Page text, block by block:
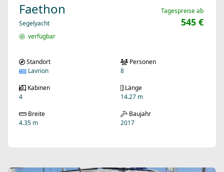
Faethon
Segelyacht
verfügbar
Tagespreise ab
545 €
Standort
Lavrion
Personen
8
Kabinen
4
Länge
14.27 m
Breite
4.35 m
Baujahr
2017